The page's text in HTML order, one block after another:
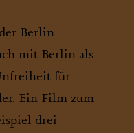
Berlin
mit Berlin als
für
Ein Film zum
drei